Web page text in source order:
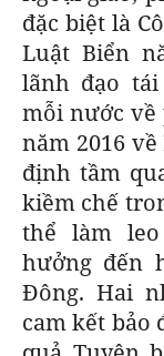
đặc biệt là
Luật Biển
lãnh đạo
mỗi nước về
năm 2016
định tầm
kiềm chế
thể làm
hưởng đến
Đông. Hai
cam kết bảo